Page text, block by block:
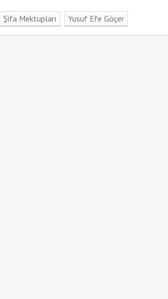
Şifa Mektupları Yusuf Efe Göçer